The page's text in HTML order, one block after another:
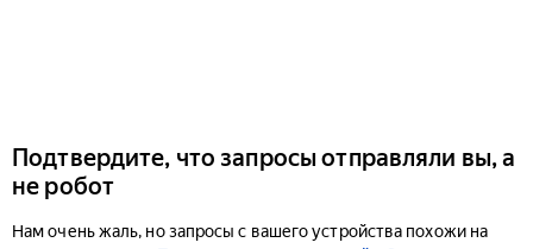
Подтвердите, что запросы отправляли вы, а
не робот
Нам очень жаль, но запросы с вашего устройства похожи на